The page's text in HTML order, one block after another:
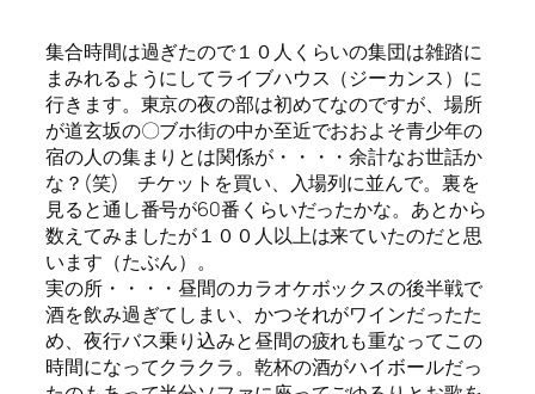
集合時間は過ぎたので１０人くらいの集団は雑踏に
まみれるようにしてライブハウス（ジーカンス）に
行きます。東京の夜の部は初めてなのですが、場所
が道玄坂の〇ブホ街の中か至近でおおよそ青少年の
宿の人の集まりとは関係が・・・・余計なお世話か
な？(笑) チケットを買い、入場列に並んで。裏を
見ると通し番号が60番くらいだったかな。あとから
数えてみましたが１００人以上は来ていたのだと思
います（たぶん）。
実の所・・・・昼間のカラオケボックスの後半戦で
酒を飲み過ぎてしまい、かつそれがワインだったた
め、夜行バス乗り込みと昼間の疲れも重なってこの
時間になってクラクラ。乾杯の酒がハイボールだっ